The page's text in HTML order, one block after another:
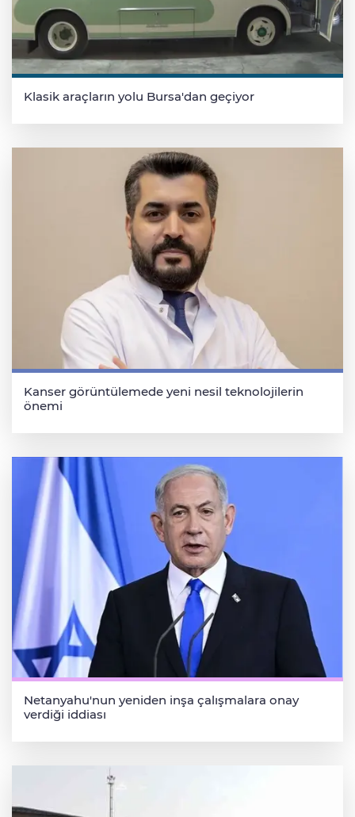
Klasik araçların yolu Bursa'dan geçiyor
Kanser görüntülemede yeni nesil teknolojilerin
önemi
Netanyahu'nun yeniden inşa çalışmalara onay
verdiği iddiası